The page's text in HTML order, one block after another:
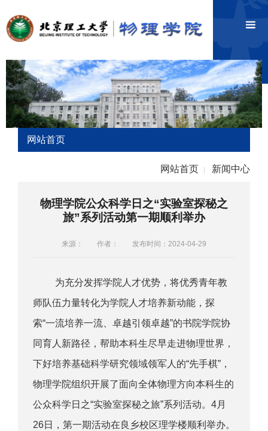
网站首页
网站首页 新闻中心
物理学院公众科学日之“实验室探秘之
旅”系列活动第一期顺利举办
来源： 作者： 发布时间：2024-04-29
为充分发挥学院人才优势，将优秀青年教
师队伍力量转化为学院人才培养新动能，探
索“一流培养一流、卓越引领卓越”的书院学院协
同育人新路径，帮助本科生尽早走进物理世界，
下好培养基础科学研究领域领军人的“先手棋”，
物理学院组织开展了面向全体物理方向本科生的
公众科学日之“实验室探秘之旅”系列活动。4月
26日，第一期活动在良乡校区理学楼顺利举办。